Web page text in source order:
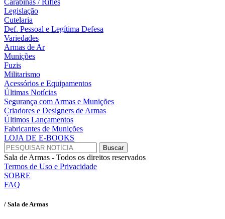
Legislação
Cutelaria
Def. Pessoal e Legítima Defesa
Variedades
Armas de Ar
Munições
Fuzis
Militarismo
Acessórios e Equipamentos
Últimas Notícias
Segurança com Armas e Munições
Criadores e Designers de Armas
Últimos Lançamentos
Fabricantes de Munições
LOJA DE E-BOOKS
Sala de Armas - Todos os direitos reservados
Termos de Uso e Privacidade
SOBRE
FAQ
/ Sala de Armas